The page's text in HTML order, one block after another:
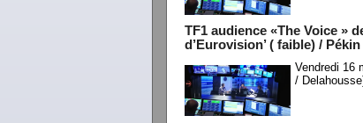
TF1 audience «The Voice »
d’Eurovision’ ( faible) /
Vendredi 16
/